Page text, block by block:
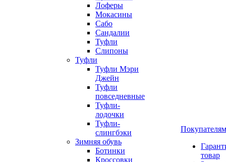
Лоферы
Мокасины
Сабо
Сандалии
Туфли
Слипоны
Туфли
Туфли Мэри
Джейн
Туфли
повседневные
Туфли-
лодочки
Туфли-
слингбэки
Зимняя обувь
Ботинки
Кроссовки
Покупателям
товар